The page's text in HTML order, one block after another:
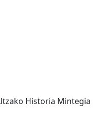
Historia Mintegia